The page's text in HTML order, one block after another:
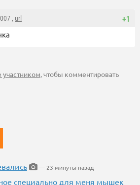
+1
, url
участником, чтобы комментировать
— 23 минуты назад
специально для меня мышек